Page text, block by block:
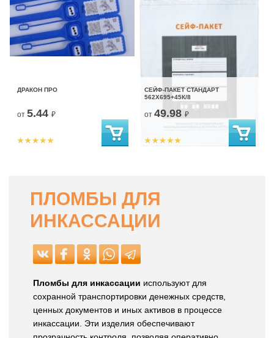
ДРАКОН ПРО
от 5.44 ₽
СЕЙФ-ПАКЕТ СТАНДАРТ
562Х695+45К/8
от 49.98 ₽
ПЛОМБЫ ДЛЯ
ИНКАССАЦИИ
Пломбы для инкассации используют для
сохранной транспортировки денежных средств,
ценных документов и иных активов в процессе
инкассации. Эти изделия обеспечивают